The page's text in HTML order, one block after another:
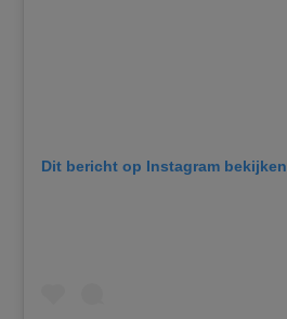
Dit bericht op Instagram bekijken